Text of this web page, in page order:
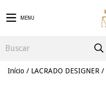
MENU
Início / LACRADO DESIGNER /